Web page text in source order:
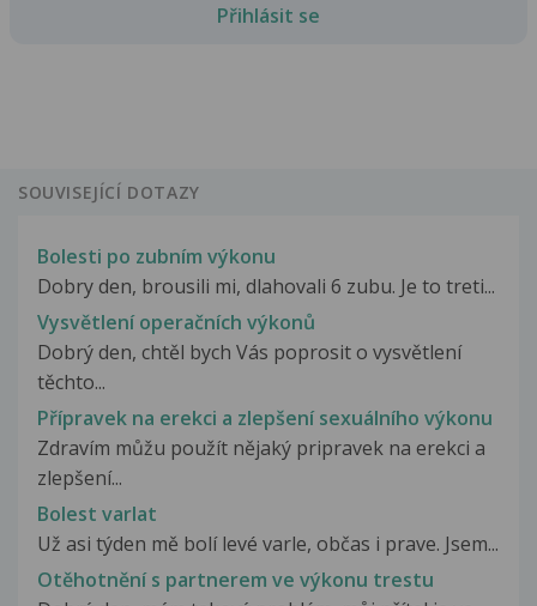
Přihlásit se
SOUVISEJÍCÍ DOTAZY
Bolesti po zubním výkonu
Dobry den, brousili mi, dlahovali 6 zubu. Je to treti...
Vysvětlení operačních výkonů
Dobrý den, chtěl bych Vás poprosit o vysvětlení
těchto...
Přípravek na erekci a zlepšení sexuálního výkonu
Zdravím můžu použít nějaký pripravek na erekci a
zlepšení...
Bolest varlat
Už asi týden mě bolí levé varle, občas i prave. Jsem...
Otěhotnění s partnerem ve výkonu trestu